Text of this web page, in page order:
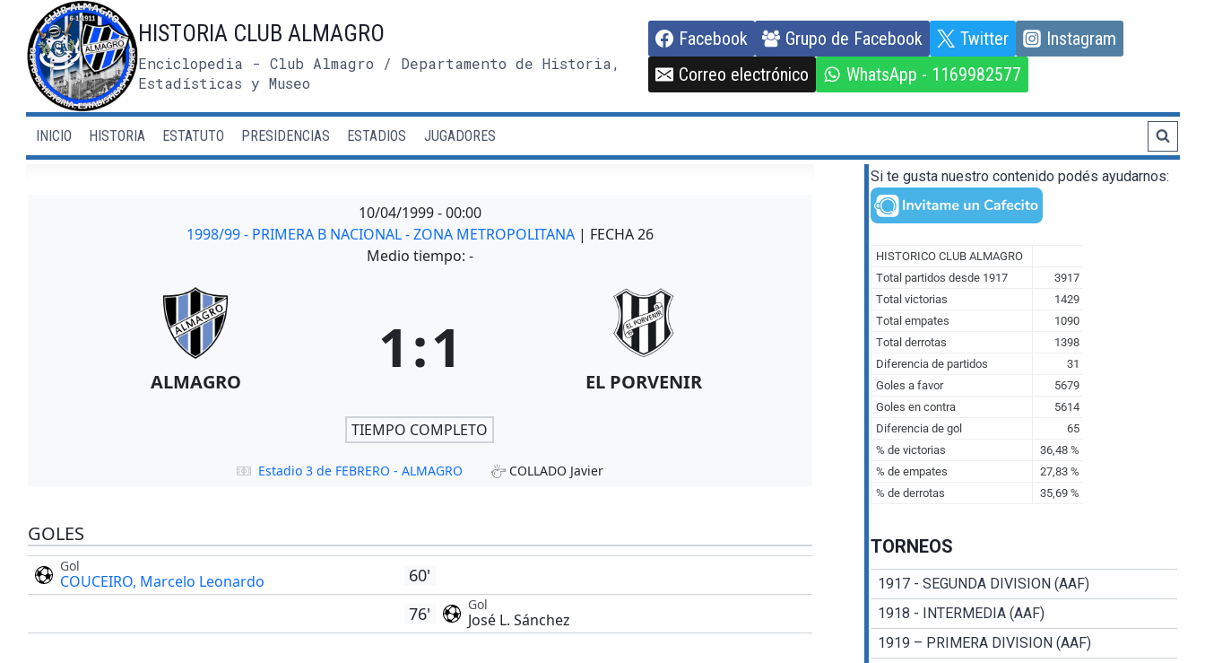
contenido
HISTORIA CLUB ALMAGRO
Enciclopedia - Club Almagro / Departamento de Historia,
Estadísticas y Museo
Facebook Grupo de Facebook Twitter
Instagram
Correo electrónico
WhatsApp - 1169982577
INICIO HISTORIA ESTATUTO PRESIDENCIAS ESTADIOS JUGADORES
10/04/1999-00:00
1998/99 - PRIMERA B NACIONAL - ZONA METROPOLITANA | FECHA 26
Medio tiempo: -
ALMAGRO 1:1 EL PORVENIR
TIEMPO COMPLETO
Estadio 3 de FEBRERO - ALMAGRO COLLADO Javier
GOLES
Gol
COUCEIRO, Marcelo Leonardo
60'
76'
Gol
José L. Sánchez
Si te gusta nuestro contenido podés ayudarnos:
TORNEOS
1917 - SEGUNDA DIVISION (AAF)
1918 - INTERMEDIA (AAF)
1919 – PRIMERA DIVISION (AAF)